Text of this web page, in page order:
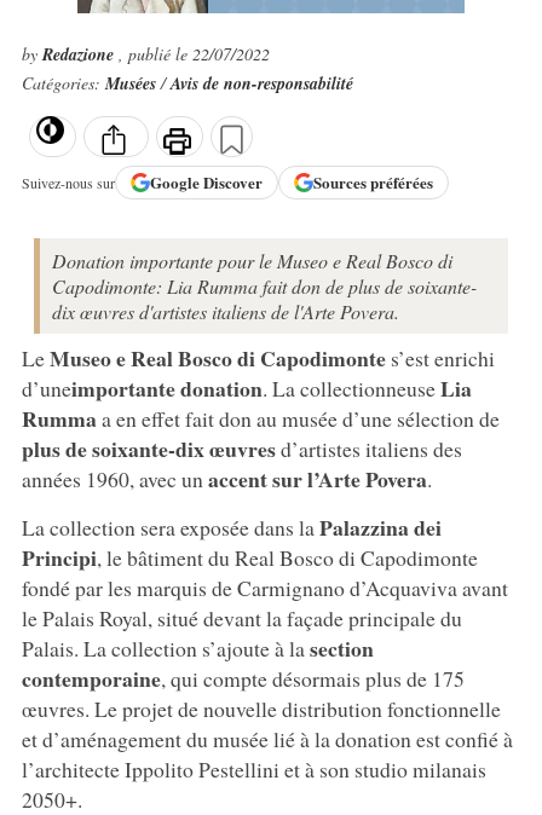
byRedazione , publié le 22/07/2022
Catégories:Musées/Avis de non-responsabilité
Suivez-nous sur GoogleDiscover Sources préférées
Donation importante pour le Museo e Real Bosco di
Capodimonte: Lia Rumma fait don de plus de soixante-
dix œuvres d'artistes italiens de l'Arte Povera.
LeMuseo e Real Bosco di Capodimontes’est enrichi
d’uneimportante donation. La collectionneuseLia
Rummaa en effet fait don au musée d’une sélection de
plus de soixante-dix œuvresd’artistes italiens des
années 1960, avec un accent sur l’Arte Povera.
La collection sera exposée dans laPalazzina dei
Principi, le bâtiment du Real Bosco di Capodimonte
fondé par les marquis de Carmignano d’Acquaviva avant
le Palais Royal, situé devant la façade principale du
Palais. La collection s’ajoute à la section
contemporaine, qui compte désormais plus de 175
œuvres. Le projet de nouvelle distribution fonctionnelle
et d’aménagement du musée lié à la donation est confié à
l’architecte Ippolito Pestellini et à son studio milanais
2050+.